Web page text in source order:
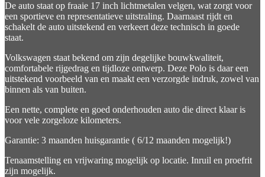
De auto staat op fraaie 17 inch lichtmetalen velgen, wat zorgt voor
een sportieve en representatieve uitstraling. Daarnaast rijdt en
schakelt de auto uitstekend en verkeert deze technisch in goede
staat.
Volkswagen staat bekend om zijn degelijke bouwkwaliteit,
comfortabele rijgedrag en tijdloze ontwerp. Deze Polo is daar een
uitstekend voorbeeld van en maakt een verzorgde indruk, zowel van
binnen als van buiten.
Een nette, complete en goed onderhouden auto die direct klaar is
voor vele zorgeloze kilometers.
Garantie: 3 maanden huisgarantie ( 6/12 maanden mogelijk!)
Tenaamstelling en vrijwaring mogelijk op locatie. Inruil en proefrit
zijn mogelijk.